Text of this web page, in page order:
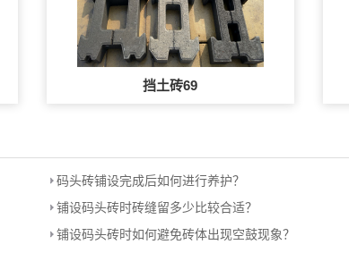
挡土砖69
码头砖铺设完成后如何进行养护？
铺设码头砖时砖缝留多少比较合适？
铺设码头砖时如何避免砖体出现空鼓现象？